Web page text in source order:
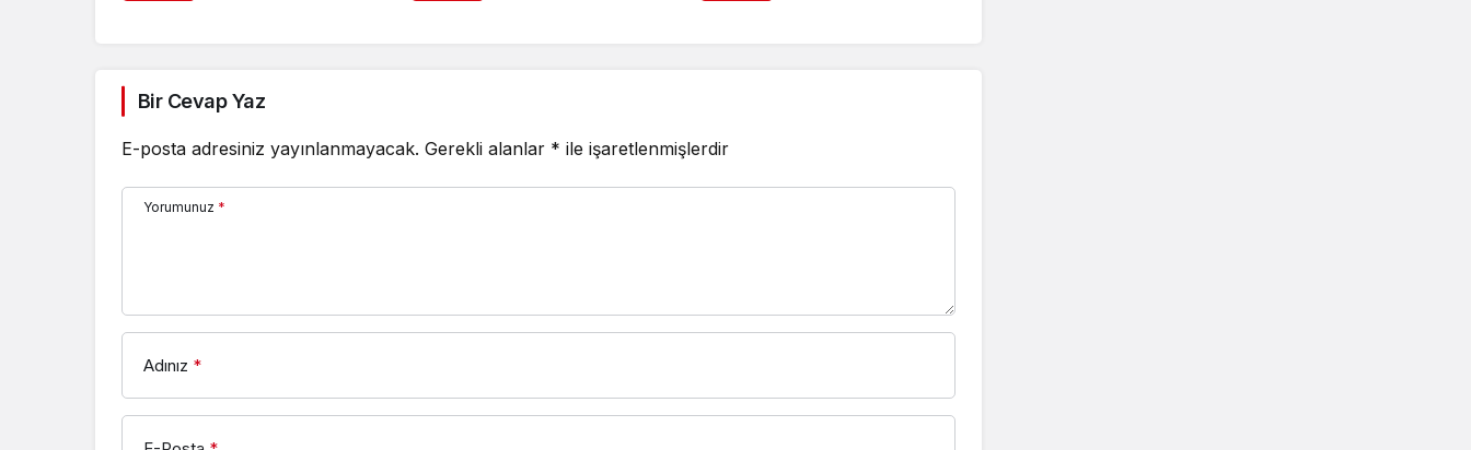
Bir Cevap Yaz
E-posta adresiniz yayınlanmayacak. Gerekli alanlar * ile işaretlenmişlerdir
Yorumunuz *
Adınız *